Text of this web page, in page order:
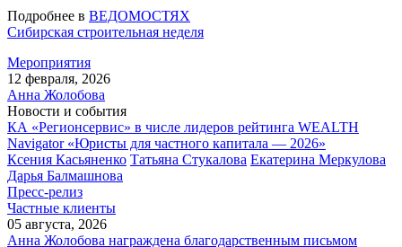
Подробнее в ВЕДОМОСТЯХ
Сибирская строительная неделя
Мероприятия
12 февраля, 2026
Анна Жолобова
Новости и события
КА «Регионсервис» в числе лидеров рейтинга WEALTH
Navigator «Юристы для частного капитала — 2026»
Ксения Касьяненко Татьяна Стукалова Екатерина Меркулова
Дарья Балмашнова
Пресс-релиз
Частные клиенты
05 августа, 2026
Анна Жолобова награждена благодарственным письмом